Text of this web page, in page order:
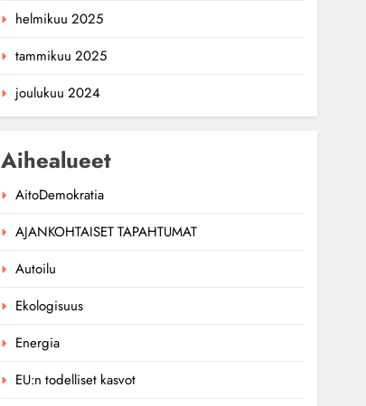
helmikuu 2025
tammikuu 2025
joulukuu 2024
Aihealueet
AitoDemokratia
AJANKOHTAISET TAPAHTUMAT
Autoilu
Ekologisuus
Energia
EU:n todelliset kasvot